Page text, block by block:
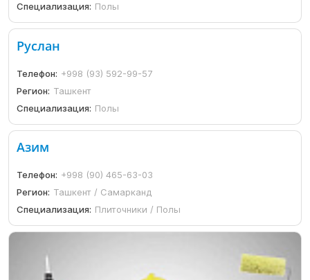
Специализация: Полы
Руслан
Телефон: +998 (93) 592-99-57
Регион: Ташкент
Специализация: Полы
Азим
Телефон: +998 (90) 465-63-03
Регион: Ташкент / Самарканд
Специализация: Плиточники / Полы